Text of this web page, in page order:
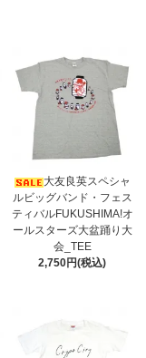
大友良英スペシャ
ルビッグバンド・フェス
ティバルFUKUSHIMA!オ
ールスターズ大盆踊り大
会_TEE
2,750円(税込)